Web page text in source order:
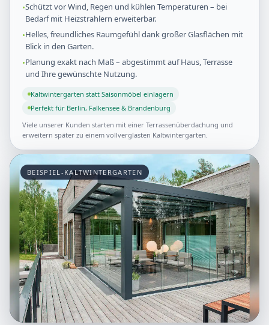
Schützt vor Wind, Regen und kühlen Temperaturen – bei
Bedarf mit Heizstrahlern erweiterbar.
Helles, freundliches Raumgefühl dank großer Glasflächen mit
Blick in den Garten.
Planung exakt nach Maß – abgestimmt auf Haus, Terrasse
und Ihre gewünschte Nutzung.
Kaltwintergarten statt Saisonmöbel einlagern
Perfekt für Berlin, Falkensee & Brandenburg
Viele unserer Kunden starten mit einer Terrassenüberdachung und
erweitern später zu einem vollverglasten Kaltwintergarten.
BEISPIEL-KALTWINTERGARTEN